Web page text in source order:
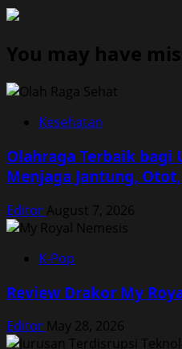
You may have
Kesehatan
Olahraga Terbaik bagi
Menjaga Jantung,
Editor August 7, 2026
K-Pop
Review Drakor My
Editor May 28, 2026